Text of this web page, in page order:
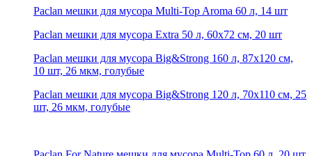
Paclan мешки для мусора Multi-Top Aroma 60 л, 14 шт
Paclan мешки для мусора Extra 50 л, 60х72 см, 20 шт
Paclan мешки для мусора Big&Strong 160 л, 87х120 см,
10 шт, 26 мкм, голубые
Paclan мешки для мусора Big&Strong 120 л, 70х110 см, 25
шт, 26 мкм, голубые